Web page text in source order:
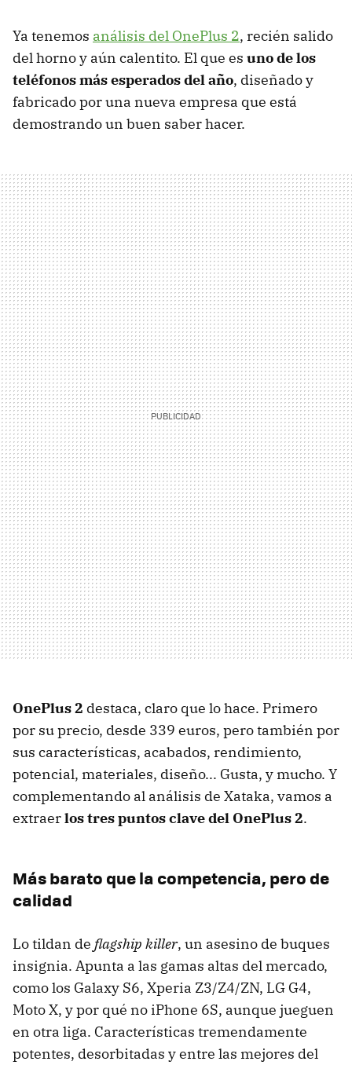
Ya tenemos análisis del OnePlus 2, recién salido
del horno y aún calentito. El que es uno de los
teléfonos más esperados del año, diseñado y
fabricado por una nueva empresa que está
demostrando un buen saber hacer.
OnePlus 2 destaca, claro que lo hace. Primero
por su precio, desde 339 euros, pero también por
sus características, acabados, rendimiento,
potencial, materiales, diseño... Gusta, y mucho. Y
complementando al análisis de Xataka, vamos a
extraerlos tres puntos clave del OnePlus 2.
Más barato que la competencia, pero de
calidad
Lo tildan de flagship killer, un asesino de buques
insignia. Apunta a las gamas altas del mercado,
como los Galaxy S6, Xperia Z3/Z4/ZN, LG G4,
Moto X, y por qué no iPhone 6S, aunque jueguen
en otra liga. Características tremendamente
potentes, desorbitadas y entre las mejores del